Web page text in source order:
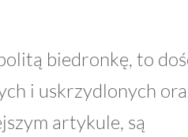
biedronkę, to
i uskrzydlonych
artykule, są